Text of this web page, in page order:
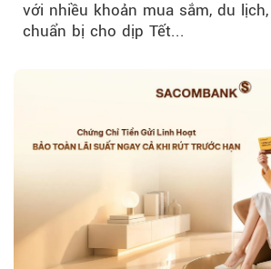
với nhiều khoản mua sắm, du
chuẩn bị cho dịp Tết...